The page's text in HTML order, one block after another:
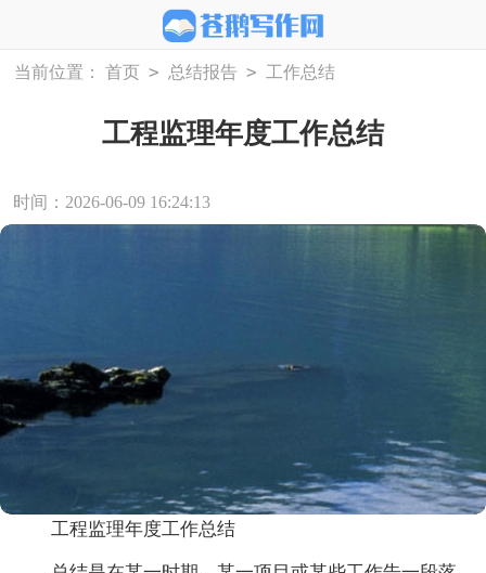
当前位置： 首页 > 总结报告 > 工作总结
工程监理年度工作总结
时间：2026-06-09 16:24:13
工程监理年度工作总结